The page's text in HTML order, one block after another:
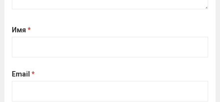
Имя *
Email *